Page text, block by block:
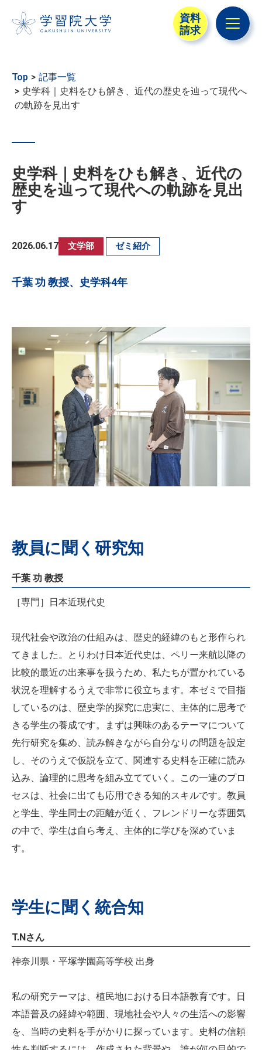
メニ
資料
請求
Top
記事一覧
史学科｜史料をひも解き、近代の歴史を辿って現代へ
の軌跡を見出す
史学科｜史料をひも解き、近代の
歴史を辿って現代への軌跡を見出
す
2026.06.17 文学部 ゼミ紹介
千葉 功 教授、史学科4年
教員に聞く研究知
千葉 功 教授
［専門］日本近現代史
現代社会や政治の仕組みは、歴史的経緯のもと形作られ
てきました。とりわけ日本近代史は、ペリー来航以降の
比較的最近の出来事を扱うため、私たちが置かれている
状況を理解するうえで非常に役立ちます。本ゼミで目指
しているのは、歴史学的探究に忠実に、主体的に思考で
きる学生の養成です。まずは興味のあるテーマについて
先行研究を集め、読み解きながら自分なりの問題を設定
し、そのうえで仮説を立て、関連する史料を正確に読み
込み、論理的に思考を組み立てていく。この一連のプロ
セスは、社会に出ても応用できる知的スキルです。教員
と学生、学生同士の距離が近く、フレンドリーな雰囲気
の中で、学生は自ら考え、主体的に学びを深めていま
す。
学生に聞く統合知
T.Nさん
神奈川県・平塚学園高等学校 出身
私の研究テーマは、植民地における日本語教育です。日
本語普及の経緯や範囲、現地社会や人々の生活への影響
を、当時の史料を手がかりに探っています。史料の信頼